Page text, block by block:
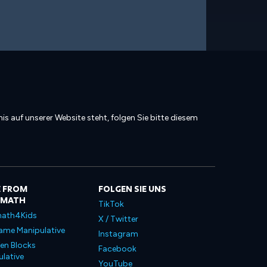
auf unserer Website steht, folgen Sie bitte diesem
FROM
Manipulative
Blocks
FOLGEN SIE UNS
TikTok
X / Twitter
Instagram
Facebook
YouTube